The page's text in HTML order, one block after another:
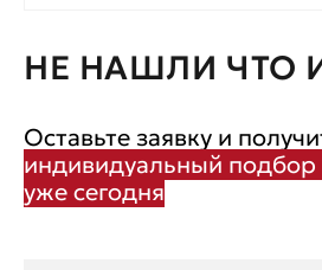
НЕ НАШЛИ ЧТО
Оставьте заявку и
индивидуальный
уже сегодня